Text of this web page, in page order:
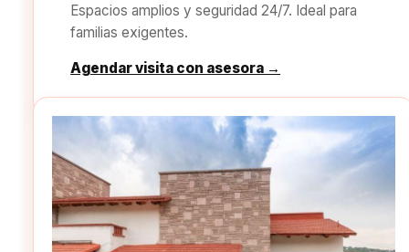
Espacios amplios y seguridad 24/7. Ideal para
familias exigentes.
Agendar visita con asesora →